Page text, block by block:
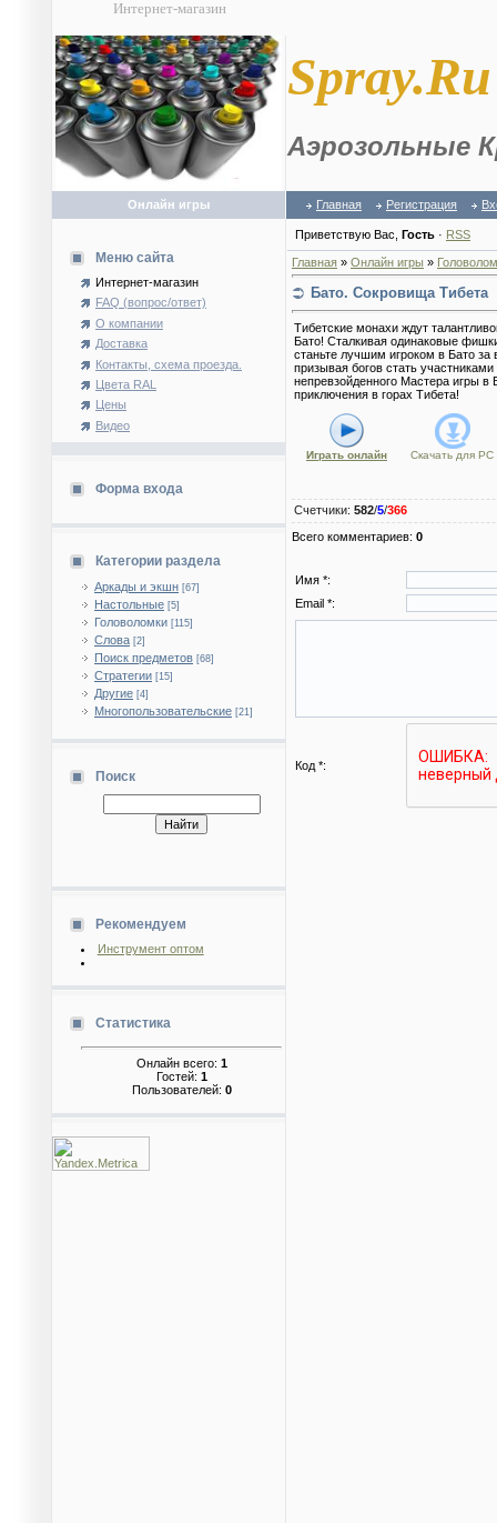
Интернет-магазин
Spray.Ru
Аэрозольные
Онлайн игры Главная Регистрация
Меню сайта
Интернет-магазин
FAQ (вопрос/ответ)
О компании
Доставка
Контакты, схема проезда.
Цвета RAL
Цены
Видео
Форма входа
Категории раздела
Аркады и экшн [67]
Настольные [5]
Головоломки [115]
Слова [2]
Поиск предметов [68]
Стратегии [15]
Другие [4]
Многопользовательские [21]
Поиск
Рекомендуем
Инструмент оптом
Статистика
Онлайн всего: 1
Гостей: 1
Пользователей: 0
Приветствую Вас Гость · RSS
Главная » Онлайн игры »
Бато. Сокровища Тибета
Тибетские монахи ждут
Бато! Сталкивая одинаковые
станьте лучшим игроком в Бато
призывая богов стать
непревзойденного Мастера игры
приключения в горах Тибета!
Играть онлайн Скачать для PC
Счетчики: 582/5/366
Всего комментариев: 0
Имя *:
Email *:
Код *: